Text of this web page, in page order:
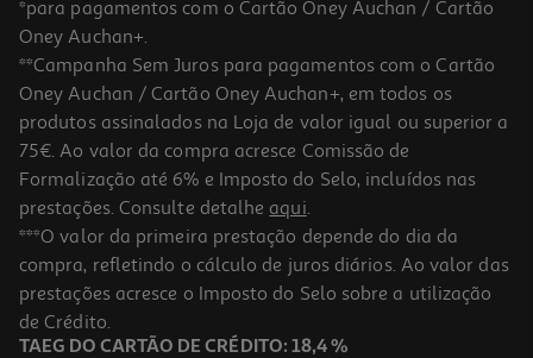
-30%
Vinho Branco Monte Santa Ana Alentejo 0.75l
5.87 €/Lt
Price reduced from
6,29 €to
4,40 €
Promoção
*para pagamentos com o Cartão Oney Auchan / Cartão
Oney Auchan+.
**Campanha Sem Juros para pagamentos com o Cartão
Oney Auchan / Cartão Oney Auchan+, em todos os
produtos assinalados na Loja de valor igual ou superior a
75€. Ao valor da compra acresce Comissão de
Formalização até 6% e Imposto do Selo, incluídos nas
prestações. Consulte detalhe aqui.
***O valor da primeira prestação depende do dia da
compra, refletindo o cálculo de juros diários. Ao valor das
prestações acresce o Imposto do Selo sobre a utilização
de Crédito.
TAEG DO CARTÃO DE CRÉDITO: 18,4 %